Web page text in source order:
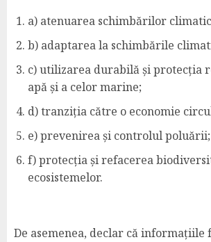
a) atenuarea schimbărilor
b) adaptarea la schimbările
c) utilizarea durabilă și protecția
apă și a celor marine;
d) tranziția către o economie
e) prevenirea și controlul poluării;
f) protecția și refacerea
ecosistemelor.
De asemenea, declar că informațiile